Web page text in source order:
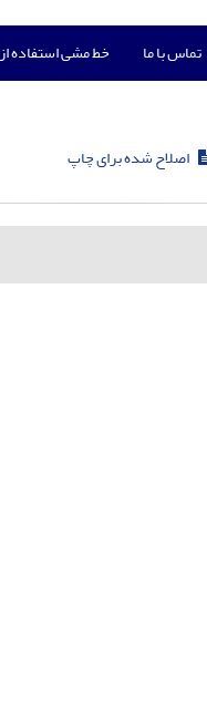
تماس با ما خط مشی استفاده
اصلاح شده برای چاپ